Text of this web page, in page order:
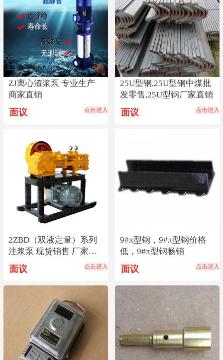
ZJ离心渣浆泵 专业生产
商家直销
面议 点击进入
25U型钢,25U型钢中煤批
发零售,25U型钢厂家直销
面议 点击进入
2ZBD（双液定量）系列
注浆泵 现货销售 厂家直
销
面议 点击进入
9#π型钢，9#π型钢价格
低，9#π型钢畅销
面议 点击进入